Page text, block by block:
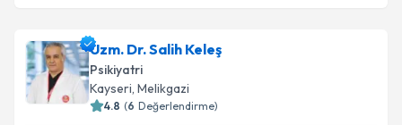
Uzm. Dr. Özgül Karaaslan
talebi oluşturun. Size bu uzmandan randevu almanız
için bir takvim hazırlandığında e-posta ile
bilgilendireceğiz.
Uzm. Dr. Salih Keleş
Psikiyatri
Kayseri, Melikgazi
4.8 (6 Değerlendirme)